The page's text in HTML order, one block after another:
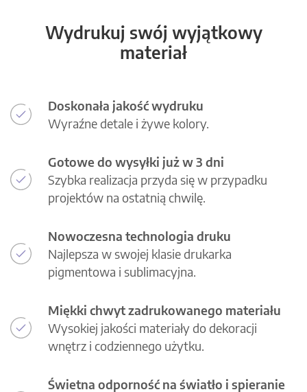
Wydrukuj swój wyjątkowy
materiał
Doskonała jakość wydruku
Wyraźne detale i żywe kolory.
Gotowe do wysyłki już w 3 dni
Szybka realizacja przyda się w przypadku
projektów na ostatnią chwilę.
Nowoczesna technologia druku
Najlepsza w swojej klasie drukarka
pigmentowa i sublimacyjna.
Miękki chwyt zadrukowanego materiału
Wysokiej jakości materiały do dekoracji
wnętrz i codziennego użytku.
Świetna odporność na światło i spieranie